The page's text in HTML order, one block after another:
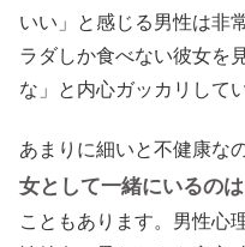
いい」と感じる男性は非
ラダしか食べない彼女を
な」と内心ガッカリして
あまりに細いと不健康な
女として一緒にいるの
こともあります。男性心